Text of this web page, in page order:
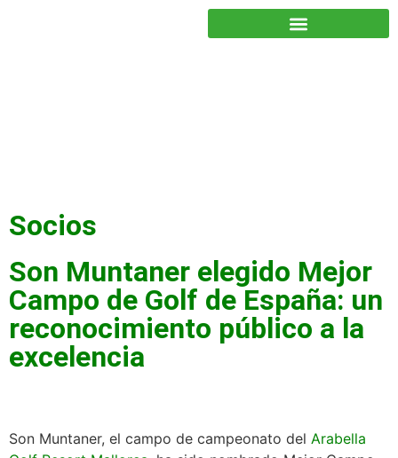
Socios
Son Muntaner elegido Mejor
Campo de Golf de España: un
reconocimiento público a la
excelencia
Son Muntaner, el campo de campeonato del Arabella